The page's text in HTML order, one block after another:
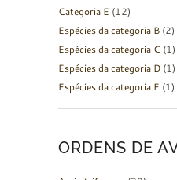
Categoria E (12)
Espécies da categoria B (2)
Espécies da categoria C (1)
Espécies da categoria D (1)
Espécies da categoria E (1)
ORDENS DE